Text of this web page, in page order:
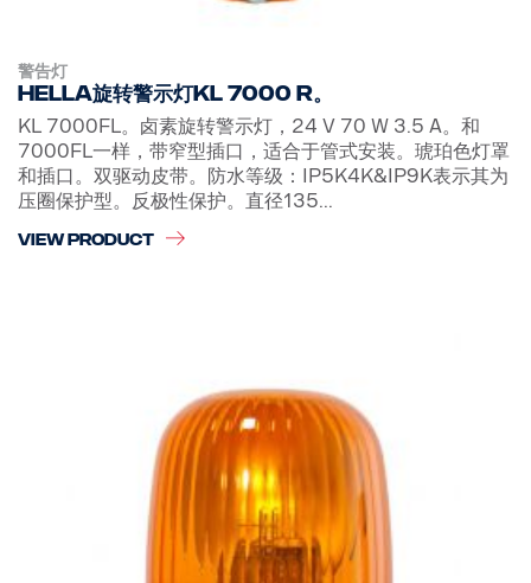
警告灯
Hella旋转警示灯KL 7000 R。
KL 7000FL。卤素旋转警示灯，24 V 70 W 3.5 A。和
7000FL一样，带窄型插口，适合于管式安装。琥珀色灯罩
和插口。双驱动皮带。防水等级：IP5K4K&IP9K表示其为
压圈保护型。反极性保护。直径135...
VIEW PRODUCT